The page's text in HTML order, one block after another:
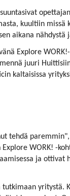
kuultiin
aikana nähdystä
Explore
juuri
kaltaisissa
tehdä
WORK! -
ja ottivat
yritystä.